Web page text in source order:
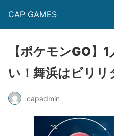
CAP GAMES
【ポケモンGO】
い！舞浜はビリ
capadmin